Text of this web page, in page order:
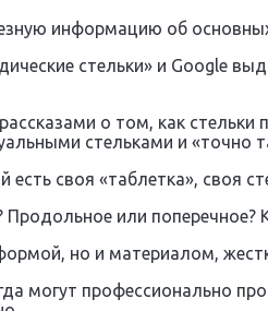
информацию об
стельки» и Google
о том, как стельки
стельками и «точно
своя «таблетка», своя
или поперечное?
но и материалом,
могут профессионально